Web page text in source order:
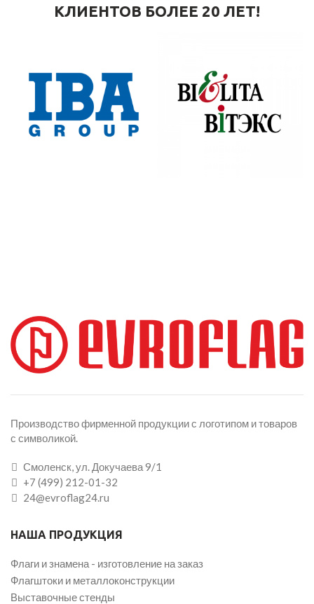
КЛИЕНТОВ БОЛЕЕ 20 ЛЕТ!
Производство фирменной продукции с логотипом и товаров
с символикой.
Смоленск, ул. Докучаева 9/1
+7 (499) 212-01-32
24@evroflag24.ru
НАША ПРОДУКЦИЯ
Флаги и знамена - изготовление на заказ
Флагштоки и металлоконструкции
Выставочные стенды